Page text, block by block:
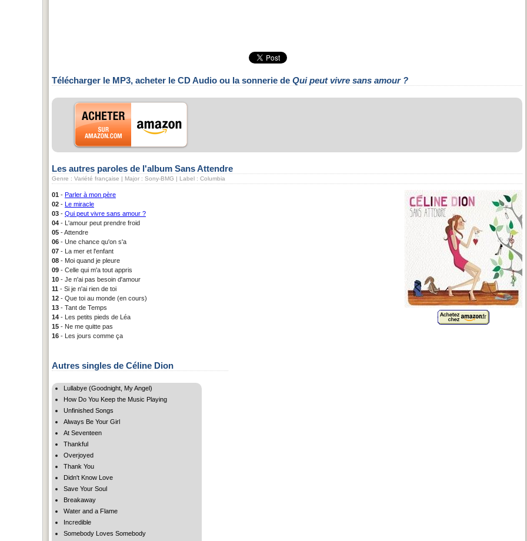
Télécharger le MP3, acheter le CD Audio ou la sonnerie de Qui peut vivre sans amour ?
Les autres paroles de l'album Sans Attendre
Genre : Variété française | Major : Sony-BMG | Label : Columbia
01 - Parler à mon père
02 - Le miracle
03 - Qui peut vivre sans amour ?
04 - L'amour peut prendre froid
05 - Attendre
06 - Une chance qu'on s'a
07 - La mer et l'enfant
08 - Moi quand je pleure
09 - Celle qui m'a tout appris
10 - Je n'ai pas besoin d'amour
11 - Si je n'ai rien de toi
12 - Que toi au monde (en cours)
13 - Tant de Temps
14 - Les petits pieds de Léa
15 - Ne me quitte pas
16 - Les jours comme ça
Autres singles de Céline Dion
Lullabye (Goodnight, My Angel)
How Do You Keep the Music Playing
Unfinished Songs
Always Be Your Girl
At Seventeen
Thankful
Overjoyed
Thank You
Didn't Know Love
Save Your Soul
Breakaway
Water and a Flame
Incredible
Somebody Loves Somebody